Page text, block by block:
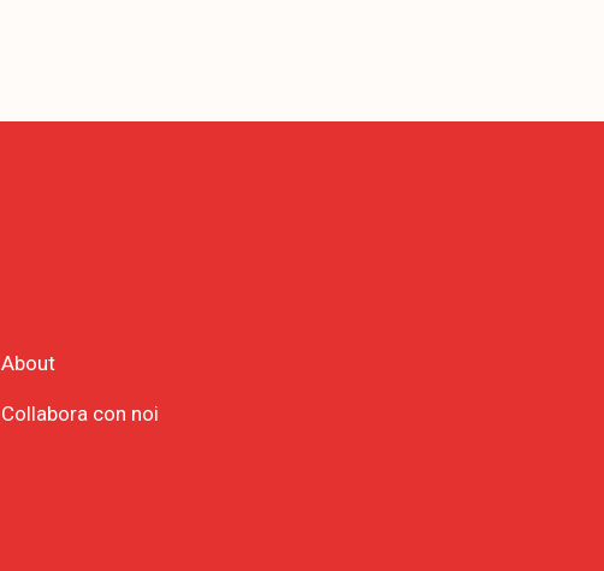
About
Collabora con noi